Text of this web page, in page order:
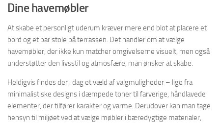
Dine havemøbler
At skabe et personligt uderum kræver mere end blot at placere et
bord og et par stole på terrassen. Det handler om at vælge
havemøbler, der ikke kun matcher omgivelserne visuelt, men også
understøtter den livsstil og atmosfære, man ønsker at skabe.
Heldigvis findes der i dag et væld af valgmuligheder – lige fra
minimalistiske designs i dæmpede toner til farverige, håndlavede
elementer, der tilfører karakter og varme. Derudover kan man tage
hensyn til miljøet ved at vælge møbler i bæredygtige materialer,